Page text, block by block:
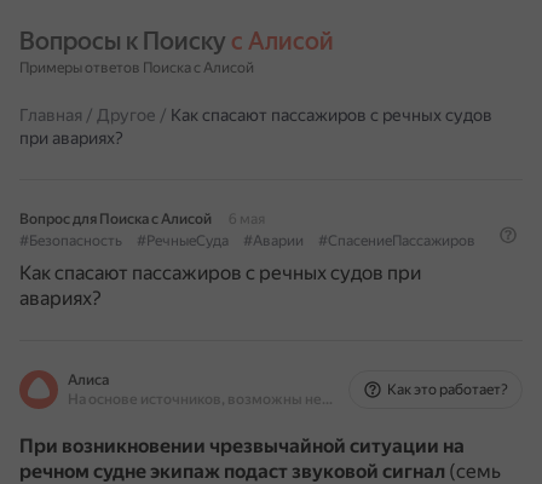
Вопросы к Поиску с Алисой
Примеры ответов Поиска с Алисой
Главная / Другое / Как спасают пассажиров с речных судов
при авариях?
Вопрос для Поиска с Алисой
6 мая
#Безопасность
#РечныеСуда #Аварии #СпасениеПассажиров
Как спасают пассажиров с речных судов при
авариях?
Алиса
На основе источников, возможны неточности
Как это работает?
При возникновении чрезвычайной ситуации на
речном судне экипаж подаст звуковой сигнал (семь